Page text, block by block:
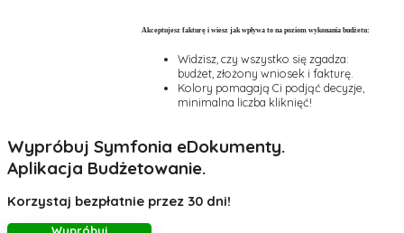
Akceptujesz fakturę i wiesz jak wpływa to na poziom wykonania budżetu:
Widzisz, czy wszystko się zgadza:
budżet, złożony wniosek i fakturę.
Kolory pomagają Ci podjąć decyzje,
minimalna liczba kliknięć!
Wypróbuj Symfonia eDokumenty.
Aplikacja Budżetowanie.
Korzystaj bezpłatnie przez 30 dni!